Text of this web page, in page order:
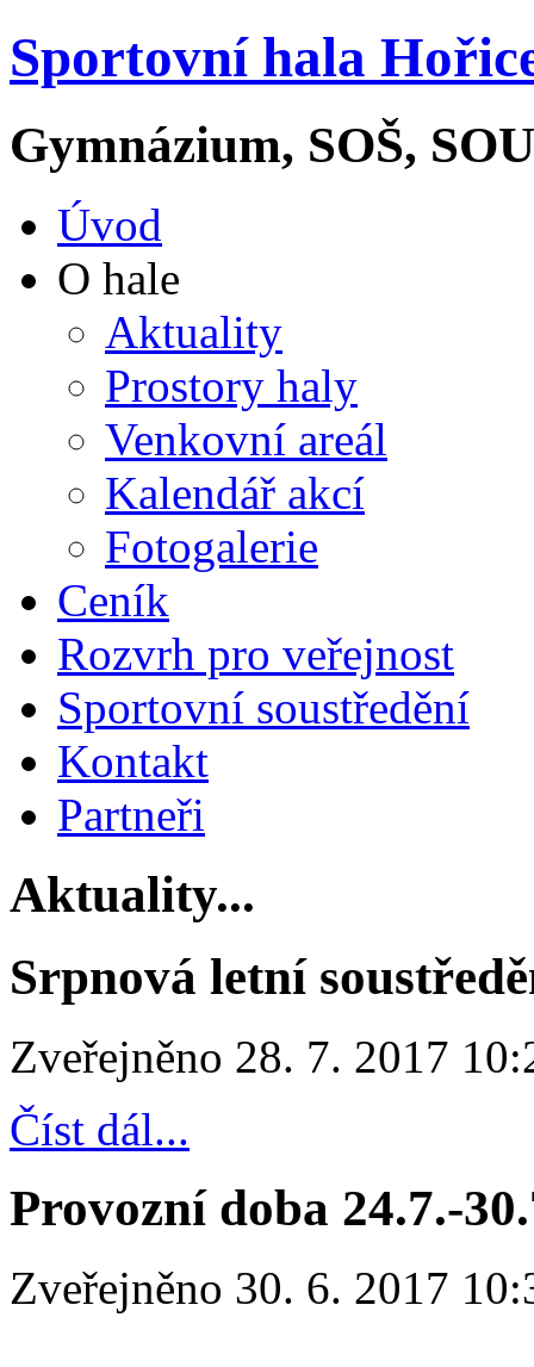
Sportovní hala
Gymnázium, SOŠ,
Úvod
O hale
Aktuality
Prostory haly
Venkovní areál
Kalendář akcí
Fotogalerie
Ceník
Rozvrh pro veřejnost
Sportovní soustředění
Kontakt
Partneři
Aktuality...
Srpnová letní
Zveřejněno 28. 7. 2017
Číst dál...
Provozní doba 24.7.-
Zveřejněno 30. 6. 2017